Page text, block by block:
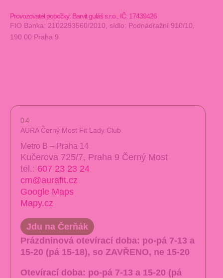
Provozovatel pobočky: Barvit guláš s.r.o., IČ: 17439426
FIO Banka: 2102293560/2010, sídlo: Podnádražní 910/10,
190 00 Praha 9
04
AURA Černý Most Fit Lady Club
Metro B – Praha 14
Kučerova 725/7, Praha 9 Černý Most
tel.: 607 23 23 24
cm@aurafit.cz
Google Maps
Mapy.cz
Jdu na Čerňák
Prázdninová otevírací doba: po-pá 7-13 a
15-20 (pá 15-18), so ZAVŘENO, ne 15-20
Otevírací doba: po-pá 7-13 a 15-20 (pá